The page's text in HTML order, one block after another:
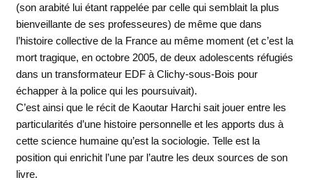
(son arabité lui étant rappelée par celle qui semblait la plus
bienveillante de ses professeures) de même que dans
l’histoire collective de la France au même moment (et c’est la
mort tragique, en octobre 2005, de deux adolescents réfugiés
dans un transformateur EDF à Clichy-sous-Bois pour
échapper à la police qui les poursuivait).
C’est ainsi que le récit de Kaoutar Harchi sait jouer entre les
particularités d’une histoire personnelle et les apports dus à
cette science humaine qu’est la sociologie. Telle est la
position qui enrichit l’une par l’autre les deux sources de son
livre.